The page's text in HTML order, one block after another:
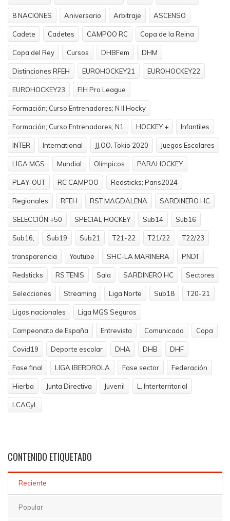
8 NACIONES Aniversario Arbitraje ASCENSO
Cadete Cadetes CAMPOO RC Copa de la Reina
Copa del Rey Cursos DHBFem DHM
Distinciones RFEH EUROHOCKEY21 EUROHOCKEY22
EUROHOCKEY23 FIH Pro League
Formación; Curso Entrenadores; N II Hocky
Formación; Curso Entrenadores; N1 HOCKEY + Infantiles
INTER International JJ.OO. Tokio 2020 Juegos Escolares
LIGA MGS Mundial Olímpicos PARAHOCKEY
PLAY-OUT RC CAMPOO Redsticks; Paris2024
Regionales RFEH RST MAGDALENA SARDINERO HC
SELECCIÓN +50 SPECIAL HOCKEY Sub14 Sub16
Sub16; Sub19 Sub21 T21-22 T21/22 T22/23
transparencia Youtube SHC-LA MARINERA PNDT
Redsticks RS TENIS Sala SARDINERO HC Sectores
Selecciones Streaming Liga Norte Sub18 T20-21
Ligas nacionales Liga MGS Seguros
Campeonato de España Entrevista Comunicado Copa
Covid19 Deporte escolar DHA DHB DHF
Fase final LIGA IBERDROLA Fase sector Federación
Hierba Junta Directiva Juvenil L. Interterritorial
LCACyL
CONTENIDO ETIQUETADO
Reciente
Popular